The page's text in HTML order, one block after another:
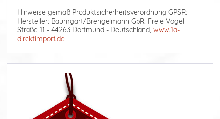
Hinweise gemäß Produktsicherheitsverordnung GPSR:
Hersteller: Baumgart/Brengelmann GbR, Freie-Vogel-
Straße 11 - 44263 Dortmund - Deutschland, www.1a-
direktimport.de